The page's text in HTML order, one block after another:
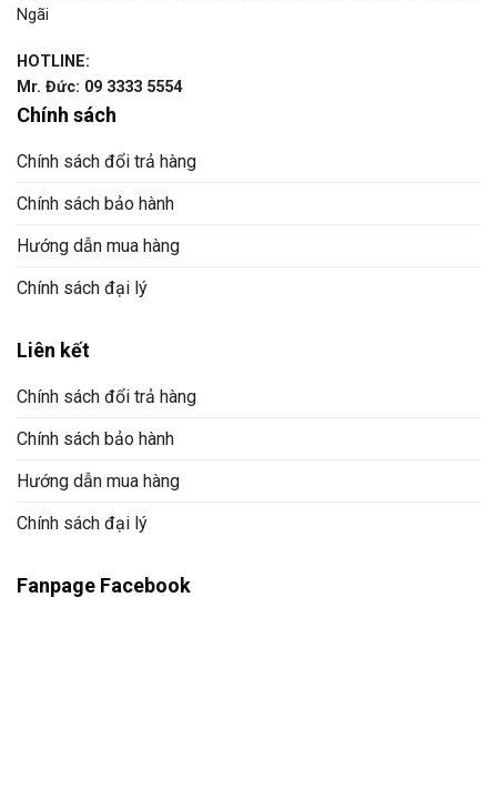
Ngãi
HOTLINE:
Mr. Đức: 09 3333 5554
Chính sách
Chính sách đổi trả hàng
Chính sách bảo hành
Hướng dẫn mua hàng
Chính sách đại lý
Liên kết
Chính sách đổi trả hàng
Chính sách bảo hành
Hướng dẫn mua hàng
Chính sách đại lý
Fanpage Facebook